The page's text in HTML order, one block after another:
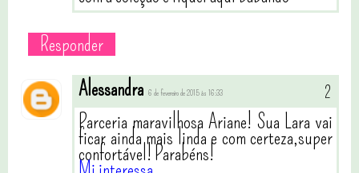
Responder
Alessandra 6 de fevereiro de 2015 às 16:33
Parceria maravilhosa Ariane! Sua Lara vai
ficar ainda mais linda e com certeza,super
confortável! Parabéns!